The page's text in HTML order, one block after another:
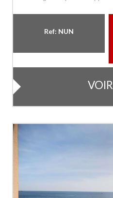
Ref: NUN
VOIR